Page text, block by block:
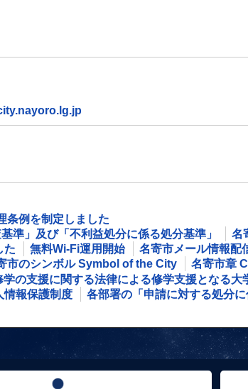
条例を制定しました
準」及び「不利益処分に係る処分基準」
名
た 無料Wi‐Fi運用開始
名寄市メール情報配
市のシンボル Symbol of the City 名寄市章
学の支援に関する法律による修学支援となる大
情報保護制度 各部署の「申請に対する処分